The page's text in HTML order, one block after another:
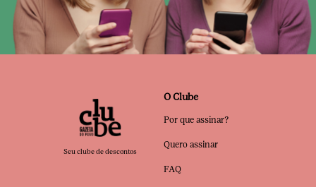
Seu clube de descontos
O Clube
Por que assinar?
Quero assinar
FAQ